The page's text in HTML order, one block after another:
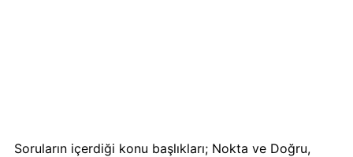
Soruların içerdiği konu başlıkları; Nokta ve Doğru,